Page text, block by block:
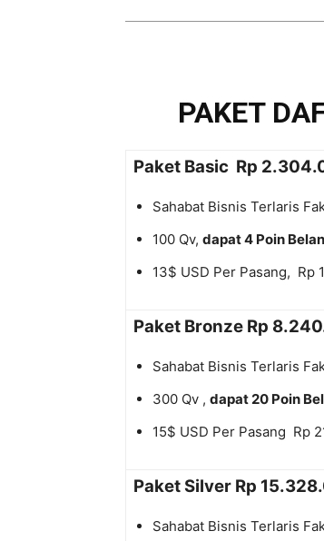
PAKET
Paket Basic Rp
Sahabat Bisnis Terlaris
100 Qv, dapat 4 Poin
13$ USD Per Pasang, Rp
Paket Bronze Rp
Sahabat Bisnis Terlaris
300 Qv , dapat 20 Poin
15$ USD Per Pasang Rp
Paket Silver Rp
Sahabat Bisnis Terlaris